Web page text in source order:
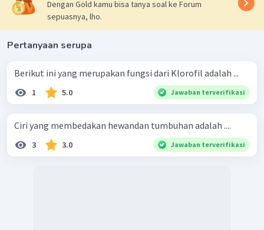
Dengan Gold kamu bisa tanya soal ke Forum
sepuasnya, lho.
Pertanyaan serupa
Berikut ini yang merupakan fungsi dari Klorofil adalah ...
1 5.0 Jawaban terverifikasi
Ciri yang membedakan hewandan tumbuhan adalah ....
3 3.0 Jawaban terverifikasi